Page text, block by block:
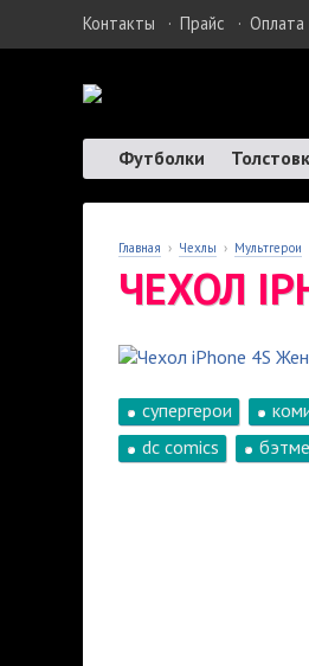
Контакты · Прайс · Оплата
Футболки
Главная › Чехлы › Мультгерои
ЧЕХОЛ
супергерои
dc comics